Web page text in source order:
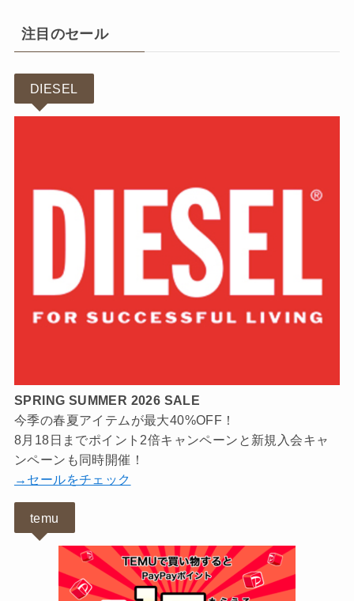
注目のセール
DIESEL
SPRING SUMMER 2026 SALE
今季の春夏アイテムが最大40%OFF！
8月18日までポイント2倍キャンペーンと新規入会キャ
ンペーンも同時開催！
→セールをチェック
temu